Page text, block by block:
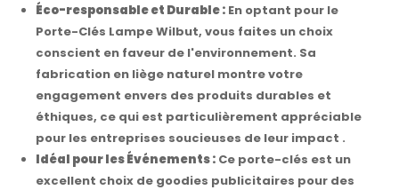
Éco-responsable et Durable : En optant pour le
Porte-Clés Lampe Wilbut, vous faites un choix
conscient en faveur de l'environnement. Sa
fabrication en liège naturel montre votre
engagement envers des produits durables et
éthiques, ce qui est particulièrement appréciable
pour les entreprises soucieuses de leur impact .
Idéal pour les Événements : Ce porte-clés est un
excellent choix de goodies publicitaires pour des